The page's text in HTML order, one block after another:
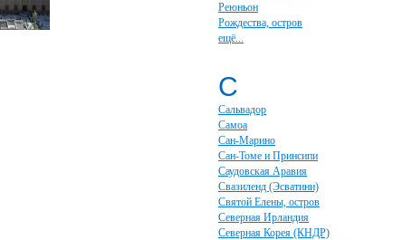
Реюньон
Рождества, остров
ещё...
С
Сальвадор
Самоа
Сан-Марино
Сан-Томе и Принсипи
Саудовская Аравия
Свазиленд (Эсватини)
Святой Елены, остров
Северная Ирландия
Северная Корея (КНДР)